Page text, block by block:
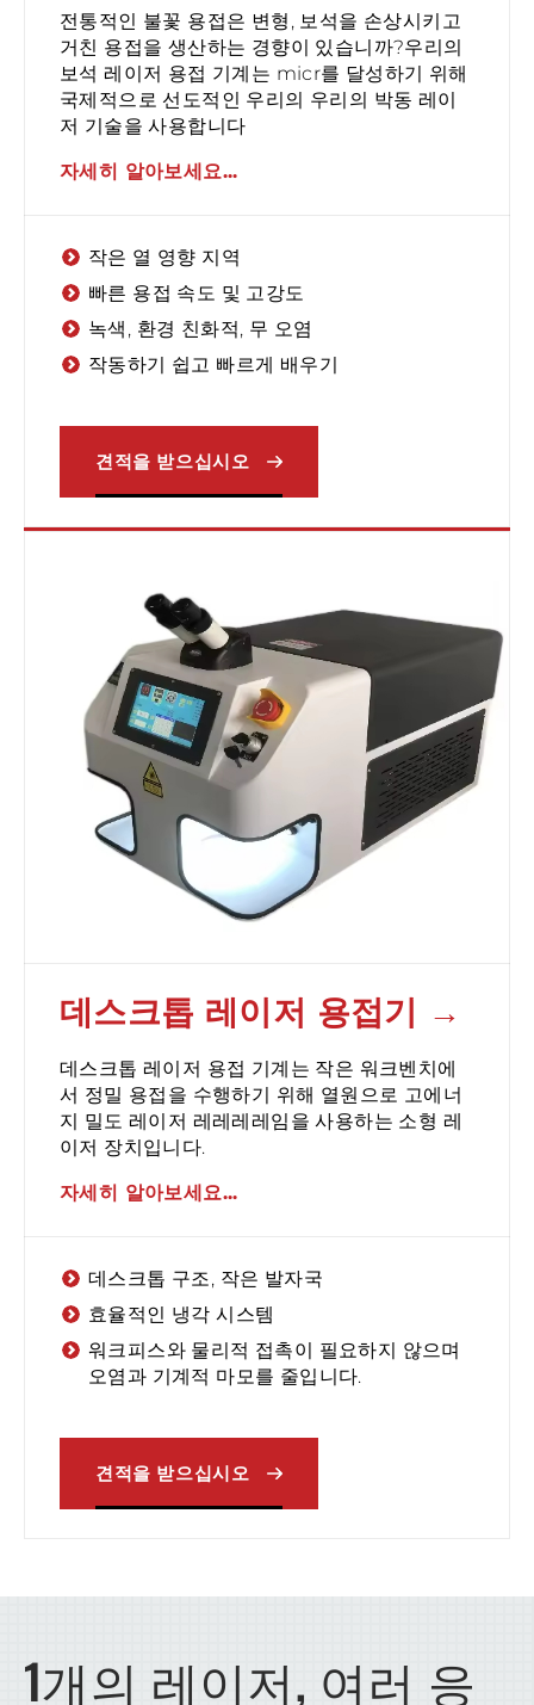
전통적인 불꽃 용접은 변형, 보석을 손상시키고
거친 용접을 생산하는 경향이 있습니까?우리의
보석 레이저 용접 기계는 micr를 달성하기 위해
국제적으로 선도적인 우리의 우리의 박동 레이
저 기술을 사용합니다
자세히 알아보세요...
작은 열 영향 지역
빠른 용접 속도 및 고강도
녹색, 환경 친화적, 무 오염
작동하기 쉽고 빠르게 배우기
견적을 받으십시오
데스크톱 레이저 용접기
데스크톱 레이저 용접 기계는 작은 워크벤치에
서 정밀 용접을 수행하기 위해 열원으로 고에너
지 밀도 레이저 레레레레임을 사용하는 소형 레
이저 장치입니다.
자세히 알아보세요...
데스크톱 구조, 작은 발자국
효율적인 냉각 시스템
워크피스와 물리적 접촉이 필요하지 않으며
오염과 기계적 마모를 줄입니다.
견적을 받으십시오
1개의 레이저, 여러 응